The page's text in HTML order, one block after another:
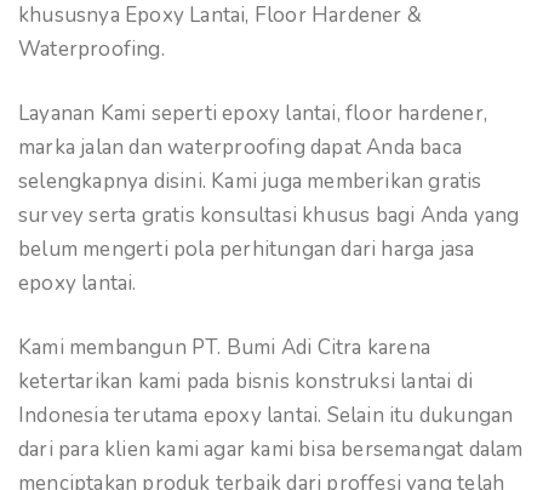
khususnya Epoxy Lantai, Floor Hardener &
Waterproofing.
Layanan Kami seperti epoxy lantai, floor hardener,
marka jalan dan waterproofing dapat Anda baca
selengkapnya disini. Kami juga memberikan gratis
survey serta gratis konsultasi khusus bagi Anda yang
belum mengerti pola perhitungan dari harga jasa
epoxy lantai.
Kami membangun PT. Bumi Adi Citra karena
ketertarikan kami pada bisnis konstruksi lantai di
Indonesia terutama epoxy lantai. Selain itu dukungan
dari para klien kami agar kami bisa bersemangat dalam
menciptakan produk terbaik dari proffesi yang telah